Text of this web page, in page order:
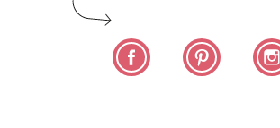
Facebook Pinterest